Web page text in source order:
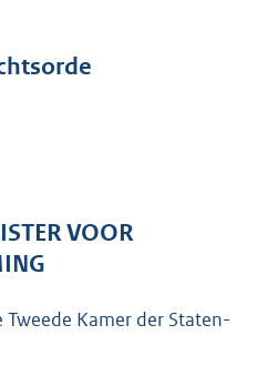
s
e
2
VOOR
Kamer der Staten-